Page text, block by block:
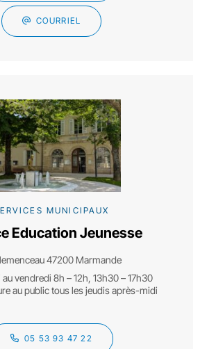
COURRIEL
MUNICIPAUX
Education Jeunesse
47200 Marmande
vendredi 8h – 12h, 13h30 – 17h30
au public tous les jeudis après-midi
05 53 93 47 22